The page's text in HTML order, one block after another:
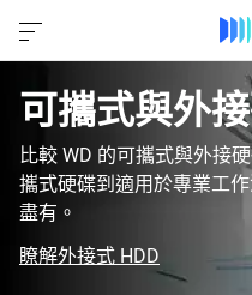
可攜式與外
比較 WD 的可攜式與外接
攜式硬碟到適用於專業工
盡有。
瞭解外接式 HDD